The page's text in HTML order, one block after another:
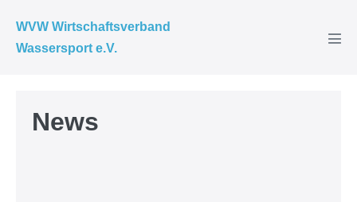
Inhalt
springen
WVW Wirtschaftsverband
Wassersport e.V.
News